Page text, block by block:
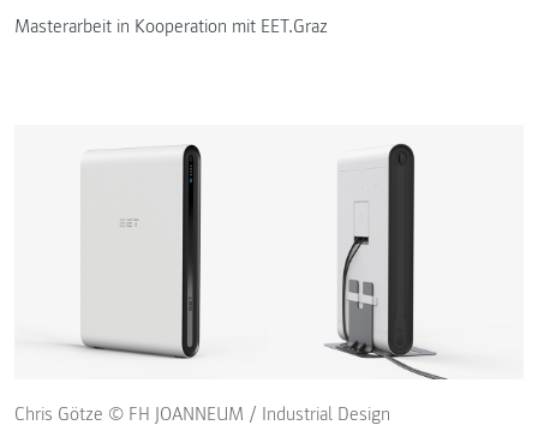
Masterarbeit in Kooperation mit EET.Graz
Chris Götze © FH JOANNEUM / Industrial Design